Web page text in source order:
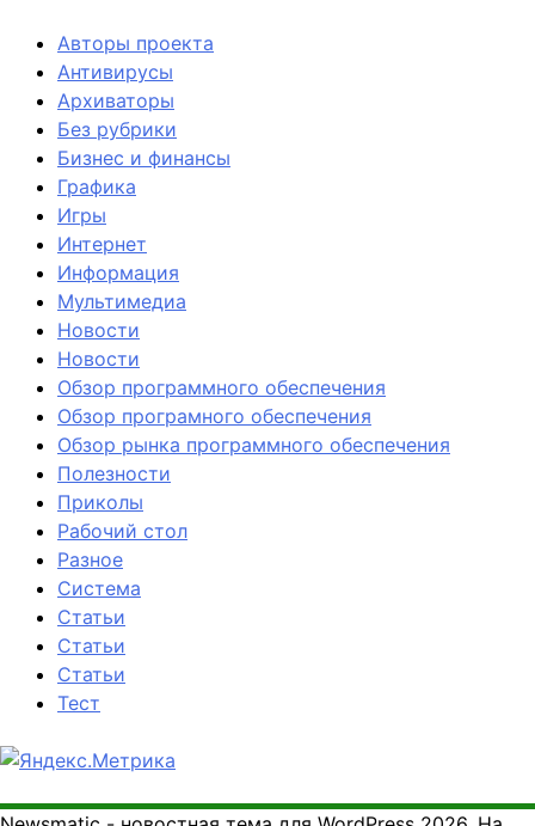
Авторы проекта
Антивирусы
Архиваторы
Без рубрики
Бизнес и финансы
Графика
Игры
Интернет
Информация
Мультимедиа
Новости
Новости
Обзор программного обеспечения
Обзор програмного обеспечения
Обзор рынка программного обеспечения
Полезности
Приколы
Рабочий стол
Разное
Система
Статьи
Статьи
Статьи
Тест